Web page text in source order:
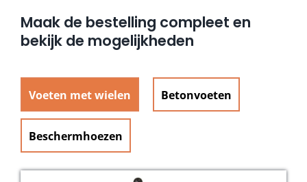
Maak de bestelling compleet en
bekijk de mogelijkheden
Voeten met wielen Betonvoeten
Beschermhoezen